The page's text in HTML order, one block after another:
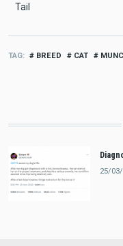
Tail
TAG BREED CAT
25/